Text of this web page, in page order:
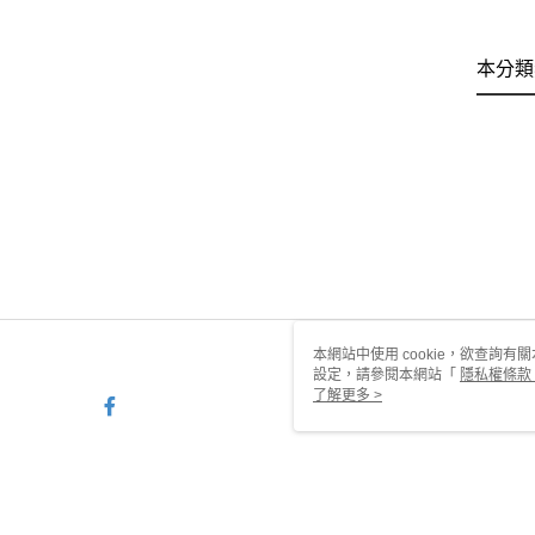
本分
本網站中使用 cookie，欲查詢有
設定，請參閱本網站「 隱私權條款
使用 cookie。
了解更多 >